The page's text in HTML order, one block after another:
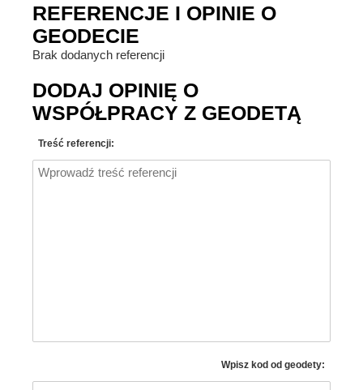
REFERENCJE I OPINIE O
GEODECIE
Brak dodanych referencji
DODAJ OPINIĘ O
WSPÓŁPRACY Z GEODETĄ
Treść referencji:
Wpisz kod od geodety: